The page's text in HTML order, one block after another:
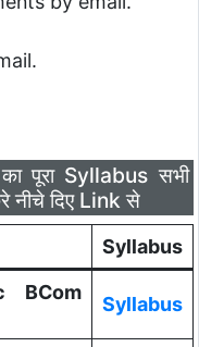
पूरा Syllabus सभी
दिए Link से
Syllabus
BCom
Syllabus